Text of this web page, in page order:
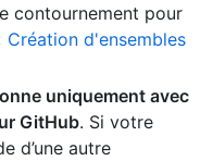
contournement pour
Création d'ensembles
uniquement avec
GitHub. Si votre
d’une autre